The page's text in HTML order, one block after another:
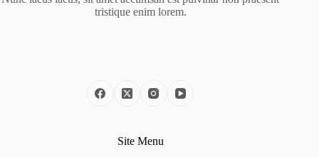
tristique enim lorem.
Site Menu